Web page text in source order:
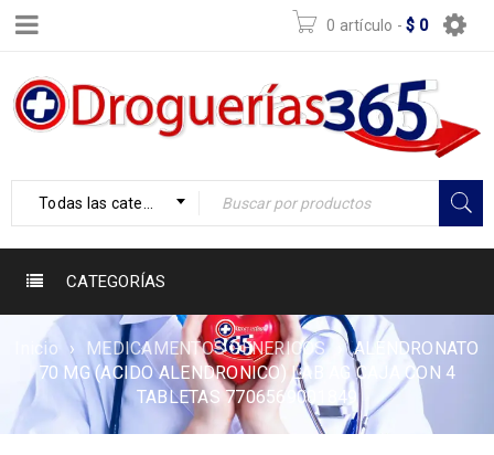
0 artículo - $ 0
Todas las categorías
CATEGORÍAS
Inicio › MEDICAMENTOS GENERICOS
ALENDRONATO
70 MG (ACIDO ALENDRONICO) LAB AG CAJA CON 4
TABLETAS 7706569001849